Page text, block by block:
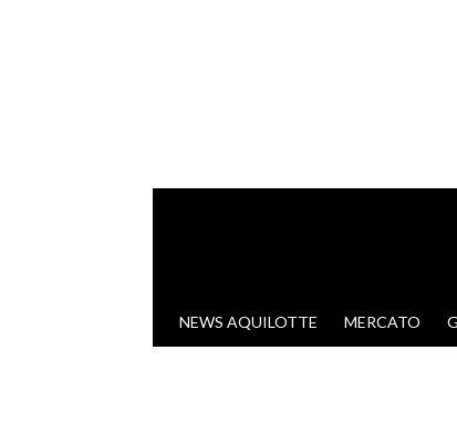
VAI AL CONTENUTO
NEWS AQUILOTTE MERCATO